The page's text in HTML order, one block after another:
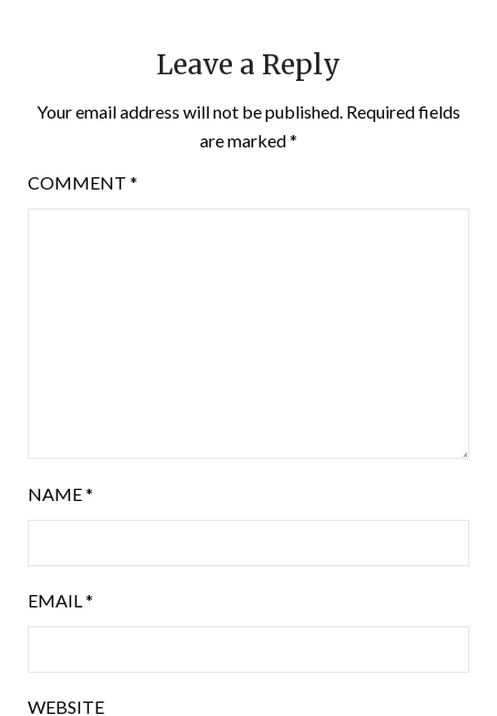
Leave a Reply
Your email address will not be published. Required fields
are marked*
COMMENT *
NAME*
EMAIL*
WEBSITE